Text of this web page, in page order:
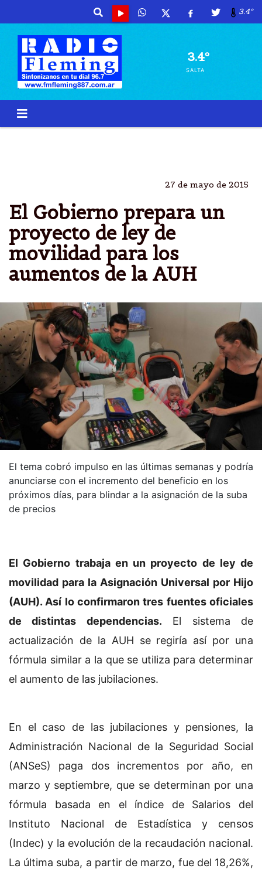
3.4º
3.4º
SALTA
27 de mayo de 2015
El Gobierno prepara un
proyecto de ley de
movilidad para los
aumentos de la AUH
El tema cobró impulso en las últimas semanas y podría
anunciarse con el incremento del beneficio en los
próximos días, para blindar a la asignación de la suba
de precios
El Gobierno trabaja en un proyecto de ley de
movilidad para la Asignación Universal por Hijo
(AUH). Así lo confirmaron tres fuentes oficiales
de distintas dependencias. El sistema de
actualización de la AUH se regiría así por una
fórmula similar a la que se utiliza para determinar
el aumento de las jubilaciones.
En el caso de las jubilaciones y pensiones, la
Administración Nacional de la Seguridad Social
(ANSeS) paga dos incrementos por año, en
marzo y septiembre, que se determinan por una
fórmula basada en el índice de Salarios del
Instituto Nacional de Estadística y censos
(Indec) y la evolución de la recaudación nacional.
La última suba, a partir de marzo, fue del 18,26%,